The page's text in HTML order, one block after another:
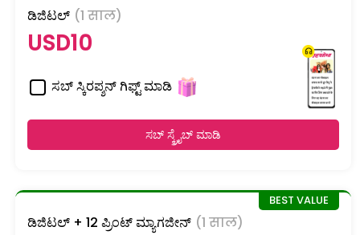
ಡಿಜಿಟಲ್ (1 साल)
USD10
ಸಬ್ ಸ್ಕಿರಪ್ಶನ್ ಗಿಫ್ಟ್ ಮಾಡಿ
ಸಬ್ ಸ್ಕ್ರೈಬ್ ಮಾಡಿ
ಡಿಜಿಟಲ್ + 12 ಪ್ರಿಂಟ್ ಮ್ಯಾಗಜೀನ್ (1 साल)